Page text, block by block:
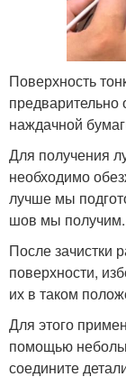
Поверхность
наждачной
Для получения
необходимо
лучше мы
шов мы получим.
После зачистки
поверхности,
их в таком
Для этого
помощью
соедините